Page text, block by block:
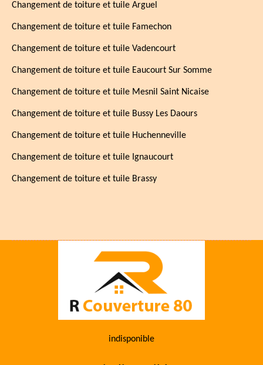
Changement de toiture et tuile Arguel
Changement de toiture et tuile Famechon
Changement de toiture et tuile Vadencourt
Changement de toiture et tuile Eaucourt Sur Somme
Changement de toiture et tuile Mesnil Saint Nicaise
Changement de toiture et tuile Bussy Les Daours
Changement de toiture et tuile Huchenneville
Changement de toiture et tuile Ignaucourt
Changement de toiture et tuile Brassy
indisponible